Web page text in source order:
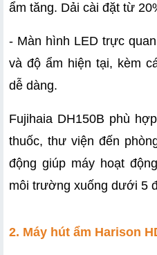
ẩm tăng. Dải cài đặt từ
- Màn hình LED trực
và độ ẩm hiện tại, kèm
dễ dàng.
Fujihaia DH150B phù
thuốc, thư viện đến
động giúp máy hoạt
môi trường xuống dưới 5
2. Máy hút ẩm Harison